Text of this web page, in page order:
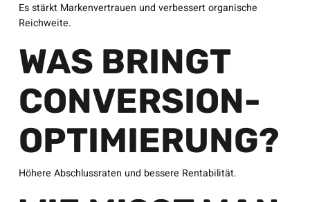
Es stärkt Markenvertrauen und verbessert organische
Reichweite.
WAS BRINGT
CONVERSION-
OPTIMIERUNG?
Höhere Abschlussraten und bessere Rentabilität.